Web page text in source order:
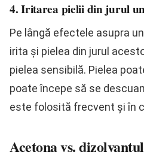
4. Iritarea pielii din jurul
Pe lângă efectele asupra
irita și pielea din jurul
pielea sensibilă. Pielea
poate începe să se
este folosită frecvent și în
Acetona vs.